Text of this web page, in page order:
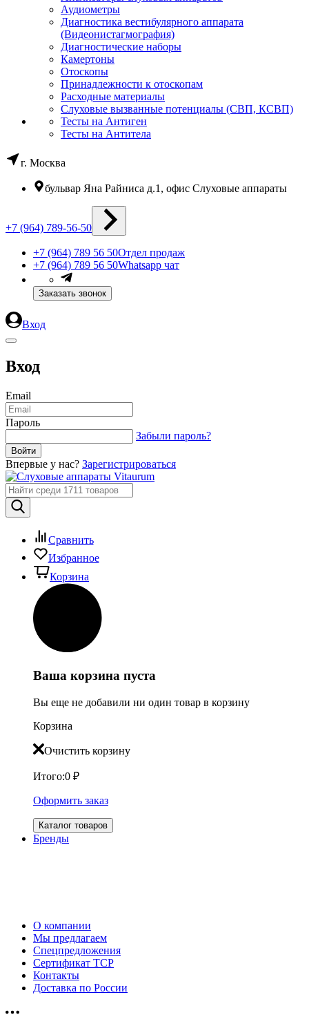
Аудиометры
Диагностика вестибулярного аппарата
(Видеонистагмография)
Диагностические наборы
Камертоны
Отоскопы
Принадлежности к отоскопам
Расходные материалы
Слуховые вызванные потенциалы (СВП, КСВП)
Тесты на Антиген
Тесты на Антитела
г. Москва
бульвар Яна Райниса д.1, офис Слуховые аппараты
+7 (964) 789-56-50
+7 (964) 789 56 50Отдел продаж
+7 (964) 789 56 50Whatsapp чат
Заказать звонок
Вход
Вход
Email
Пароль
Забыли пароль?
Впервые у нас? Зарегистрироваться
Сравнить
Избранное
Корзина
Ваша корзина пуста
Вы еще не добавили ни один товар в корзину
Корзина
Очистить корзину
Итого:0 ₽
Оформить заказ
Каталог товаров
Бренды
О компании
Мы предлагаем
Спецпредложения
Сертификат ТСР
Контакты
Доставка по России